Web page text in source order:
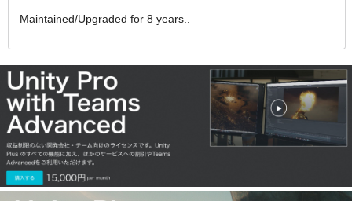
Maintained/Upgraded for 8 years..